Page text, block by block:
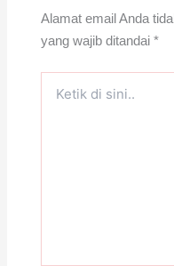
Alamat email Anda
yang wajib ditandai *